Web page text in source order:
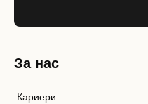
За нас
Кариери